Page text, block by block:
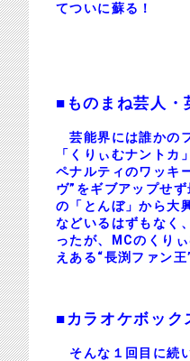
てついに蘇る！
■ものまね芸人・
芸能界には誰かの
「くりぃむナント
ペナルティのワッキ
ヴ”をギブアップせ
の「とんぼ」から大
などいるはずもなく
ったが、MCのくり
えある“長渕ファン
■カラオケボック
そんな１回目に続